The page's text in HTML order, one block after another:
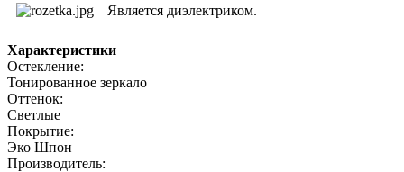
Является диэлектриком.
Характеристики
Остекление:
Тонированное зеркало
Оттенок:
Светлые
Покрытие:
Эко Шпон
Производитель: